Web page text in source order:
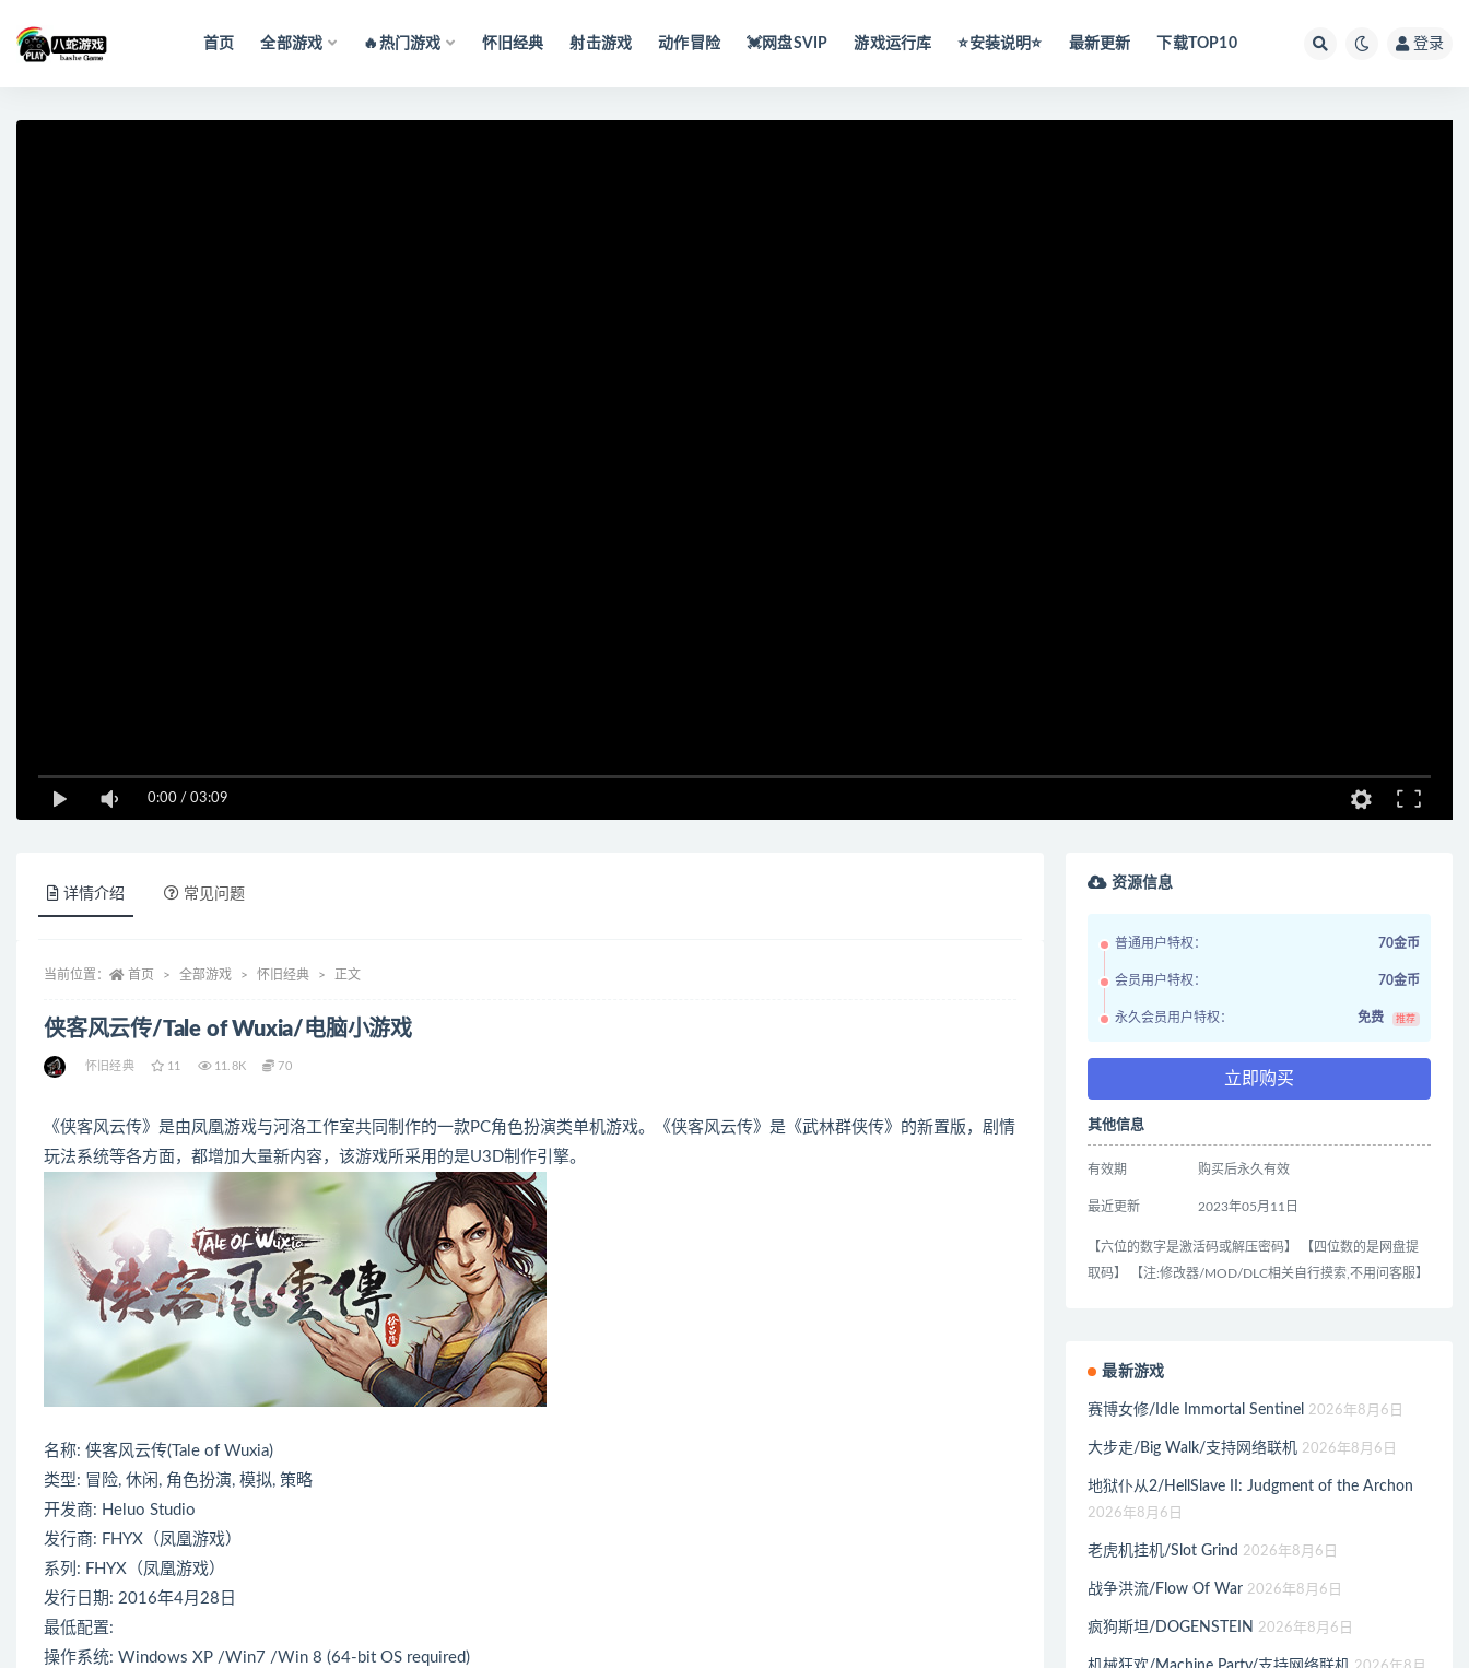
首页 全部游戏 🔥热门游戏 怀旧经典 射击游戏 动作冒险 💓网盘SVIP 游戏运行库 ⭐️安装说明⭐️ 最新更新 下载TOP10 登录
0:00 / 03:09
详情介绍 常见问题
当前位置： 首页 全部游戏 怀旧经典 正文
侠客风云传/Tale of Wuxia/电脑小游戏
怀旧经典 11 11.8K 70
《侠客风云传》是由凤凰游戏与河洛工作室共同制作的一款PC角色扮演类单机游戏。《侠客风云传》是《武林群侠传》的新置版，剧情
玩法系统等各方面，都增加大量新内容，该游戏所采用的是U3D制作引擎。
名称: 侠客风云传(Tale of Wuxia)
类型: 冒险, 休闲, 角色扮演, 模拟, 策略
开发商: Heluo Studio
发行商: FHYX（凤凰游戏）
系列: FHYX（凤凰游戏）
发行日期: 2016年4月28日
最低配置:
操作系统: Windows XP /Win7 /Win 8 (64-bit OS required)
资源信息
普通用户特权： 70金币
会员用户特权： 70金币
永久会员用户特权： 免费 推荐
立即购买
其他信息
有效期 购买后永久有效
最近更新 2023年05月11日
【六位的数字是激活码或解压密码】 【四位数的是网盘提
取码】 【注:修改器/MOD/DLC相关自行摸索,不用问客服】
最新游戏
赛博女修/Idle Immortal Sentinel 2026年8月6日
大步走/Big Walk/支持网络联机 2026年8月6日
地狱仆从2/HellSlave II: Judgment of the Archon
2026年8月6日
老虎机挂机/Slot Grind 2026年8月6日
战争洪流/Flow Of War 2026年8月6日
疯狗斯坦/DOGENSTEIN 2026年8月6日